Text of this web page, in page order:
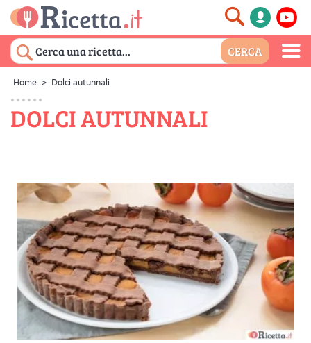
Home > Dolci autunnali
DOLCI AUTUNNALI